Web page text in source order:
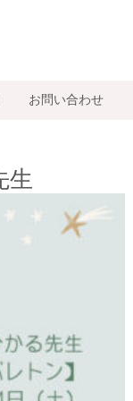
お問い合わせ
生